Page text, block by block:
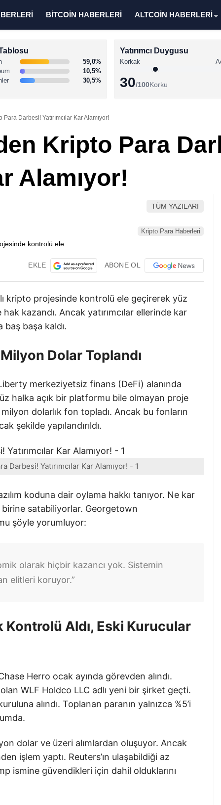
BİTCOİN HABERLERİ ALTCOİN HABERLERİ
59,0%
10,5%
30,5%
Yatırımcı Duygusu
Korkak
30/100Korku
Darbesi! Yatırımcılar Kar Alamıyor!
Kripto Para
Alamıyor!
TÜM YAZILARI
Kripto Para Haberleri
EKLE ABONE OL
kripto projesinde kontrolü ele geçirerek yüz
kazandı. Ancak yatırımcılar ellerinde kar
başa kaldı.
Dolar Toplandı
merkeziyetsiz finans (DeFi) alanında
halka açık bir platformu bile olmayan proje
dolarlık fon topladı. Ancak bu fonların
şekilde yapılandırıldı.
Yatırımcılar Kar Alamıyor! - 1
koduna dair oylama hakkı tanıyor. Ne kar
birine satabiliyorlar. Georgetown
şöyle yorumluyor:
olarak hiçbir kazancı yok. Sistemin
elitleri koruyor.”
Kontrolü Aldı, Eski Kurucular
Herro ocak ayında görevden alındı.
WLF Holdco LLC adlı yeni bir şirket geçti.
alındı. Toplanan paranın yalnızca %5’i
dolar ve üzeri alımlardan oluşuyor. Ancak
işlem yaptı. Reuters’ın ulaşabildiği az
ismine güvendikleri için dahil olduklarını